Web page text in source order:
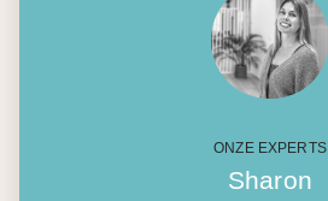
ONZE EXPERTS
Sharon